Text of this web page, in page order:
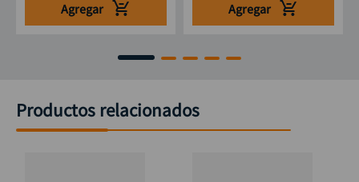
Agregar Agregar
Productos relacionados